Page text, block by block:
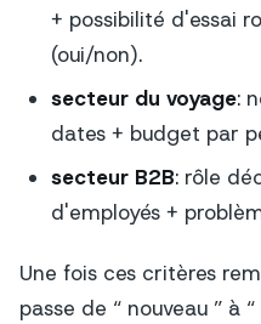
+ possibilité d'essai
(oui/non).
secteur du voyage:
dates + budget par
secteur B2B: rôle
d'employés +
Une fois ces critères
passe de “ nouveau ” à